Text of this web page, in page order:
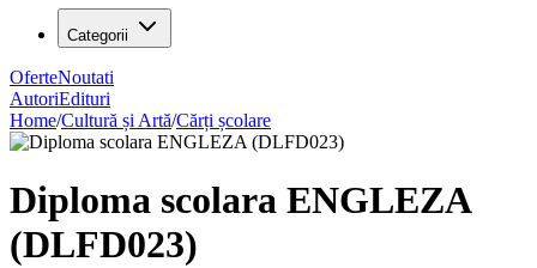
Categorii
OferteNoutati
AutoriEdituri
Home/Cultură și Artă/Cărți școlare
Diploma scolara ENGLEZA
(DLFD023)